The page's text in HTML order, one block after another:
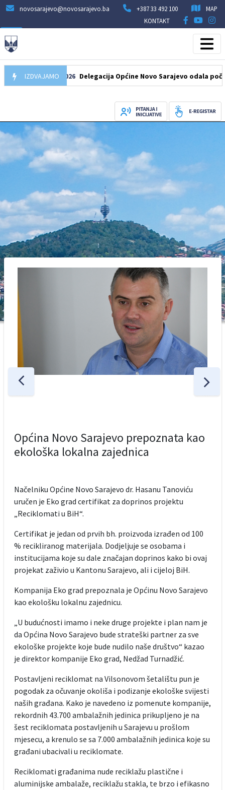
novosarajevo@novosarajevo.ba +387 33 492 100
MAP
KONTAKT
IZDVAJAMO
07.08.2026 Delegacija Općine Novo Sarajevo odala počast
Općina Novo Sarajevo prepoznata kao
ekološka lokalna zajednica
Načelniku Općine Novo Sarajevo dr. Hasanu Tanoviću
uručen je Eko grad certifikat za doprinos projektu
„Reciklomati u BiH“.
Certifikat je jedan od prvih bh. proizvoda izrađen od 100
% recikliranog materijala. Dodjeljuje se osobama i
institucijama koje su dale značajan doprinos kako bi ovaj
projekat zaživio u Kantonu Sarajevo, ali i cijeloj BiH.
Kompanija Eko grad prepoznala je Općinu Novo Sarajevo
kao ekološku lokalnu zajednicu.
„U budućnosti imamo i neke druge projekte i plan nam je
da Općina Novo Sarajevo bude strateški partner za sve
ekološke projekte koje bude nudilo naše društvo“ kazao
je direktor kompanije Eko grad, Nedžad Turnadžić.
Postavljeni reciklomat na Vilsonovom šetalištu pun je
pogodak za očuvanje okoliša i podizanje ekološke svijesti
naših građana. Kako je navedeno iz pomenute kompanije,
rekordnih 43.700 ambalažnih jedinica prikupljeno je na
šest reciklomata postavljenih u Sarajevu u prošlom
mjesecu, a krenulo se sa 7.000 ambalažnih jedinica koje su
građani ubacivali u reciklomate.
Reciklomati građanima nude reciklažu plastične i
aluminijske ambalaže, reciklažu stakla, te brzo i efikasno